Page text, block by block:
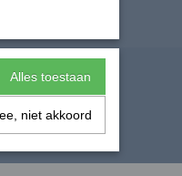
Alles toestaan
niet akkoord